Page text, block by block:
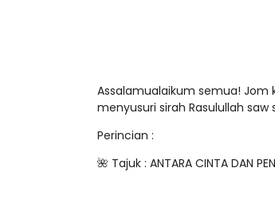
Assalamualaikum semua!
menyusuri sirah Rasulullah
Perincian :
🌺 Tajuk : ANTARA CINTA DAN